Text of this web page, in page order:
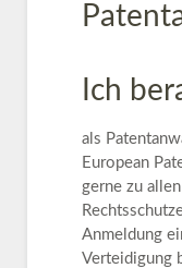
Ich
als
European
gerne zu
Anmeldung
Verteidigung